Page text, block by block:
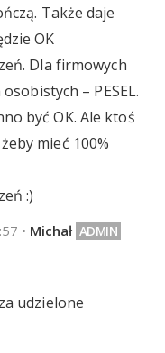
Także daje
OK
Dla firmowych
– PESEL.
być OK. Ale ktoś
mieć 100%
:)
• Michał
udzielone